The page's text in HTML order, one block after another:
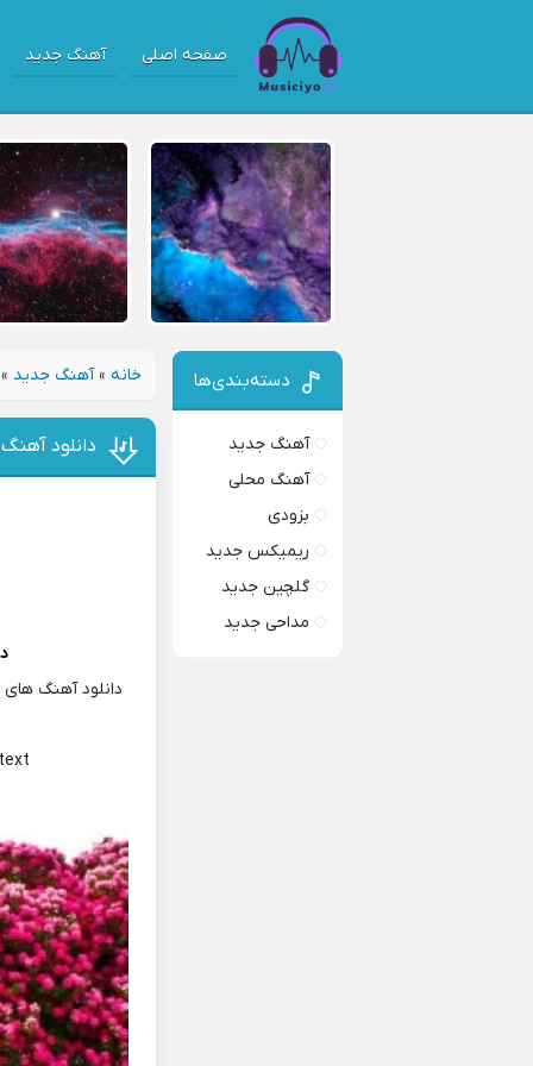
صفحه اصلی آهنگ جدید
خانه »آهنگ جدید
دانلود
دانلود آهنگ
دسته‌بندی‌ها
آهنگ جدید
آهنگ محلی
بزودی
ریمیکس جدید
گلچین جدید
مداحی جدید